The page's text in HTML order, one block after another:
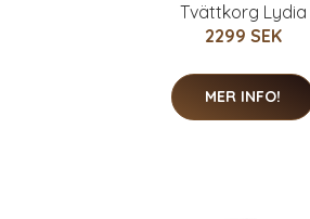
Tvättkorg Lydia
2299 SEK
MER INFO!